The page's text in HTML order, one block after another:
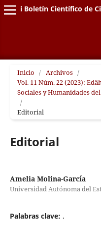
Edähi Boletín Científico de
Inicio / Archivos /
Vol. 11 Núm. 22 (2023):
Sociales y Humanidades
/
Editorial
Editorial
Amelia Molina-García
Universidad Autónoma del
Palabras clave: .